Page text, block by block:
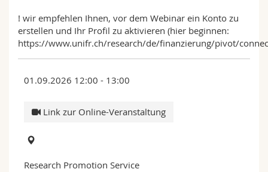
! wir empfehlen Ihnen, vor dem Webinar ein Konto zu
erstellen und Ihr Profil zu aktivieren (hier beginnen:
https://www.unifr.ch/research/de/finanzierung/pivot/
01.09.2026 12:00 - 13:00
Link zur Online-Veranstaltung
Research Promotion Service